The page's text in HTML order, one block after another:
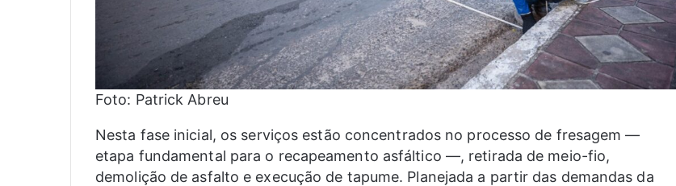
Foto: Patrick Abreu
Nesta fase inicial, os serviços estão concentrados no processo de fresagem —
etapa fundamental para o recapeamento asfáltico —, retirada de meio-fio,
demolição de asfalto e execução de tapume. Planejada a partir das demandas da